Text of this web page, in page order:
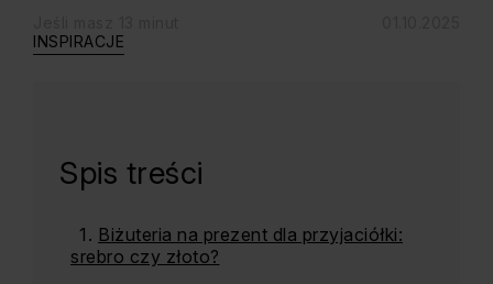
INSPIRACJE
Spis treści
Biżuteria na prezent dla przyjaciółki:
srebro czy złoto?